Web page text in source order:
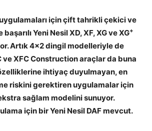
için çift tahrikli çekici ve
Yeni Nesil XD, XF, XG ve XG+
Artık 4×2 dingil modelleriyle de
ve XFC Construction araçlar da buna
ihtiyaç duyulmayan, en
riskini gerektiren uygulamalar için
sağlam modelini sunuyor.
için bir Yeni Nesil DAF mevcut.